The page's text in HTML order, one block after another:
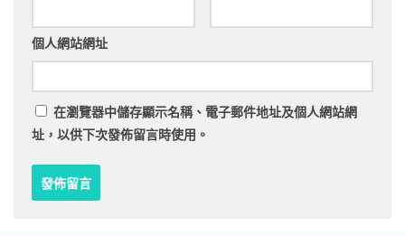
個人網站網址
在瀏覽器中儲存顯示名稱、電子郵件地址及個人網站網
址，以供下次發佈留言時使用。